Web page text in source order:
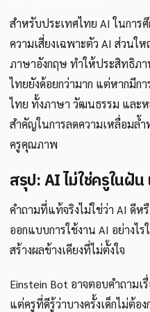
สำหรับประเทศไทย AI ในการ
ความเสี่ยงเฉพาะตัว AI ส่วน
ภาษาอังกฤษ ทำให้ประสิทธิภ
ไทยยังด้อยกว่ามาก แต่หากมี
ไทย ทั้งภาษา วัฒนธรรม และ
สำคัญในการลดความเหลื่อมล้
ครูคุณภาพ
สรุป: AI ไม่ใช่ครูในฝั
คำถามที่แท้จริงไม่ใช่ว่า AI ดีห
ออกแบบการใช้งาน AI อย่างไร
สร้างผลข้างเคียงที่ไม่ตั้งใจ
Einstein Bot อาจตอบคำถาม
แต่ครูที่ดีรู้ว่าบางครั้งเด็กไม่ต้อ